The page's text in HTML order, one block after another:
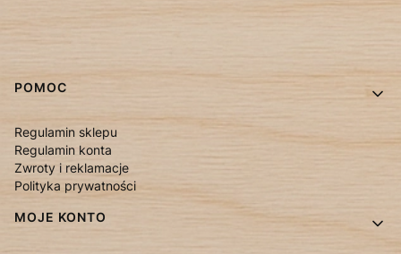
Linki w stopce
POMOC
Regulamin sklepu
Regulamin konta
Zwroty i reklamacje
Polityka prywatności
MOJE KONTO